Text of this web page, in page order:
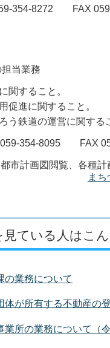
354-8272 FAX
当業務
関すること。
促進に関すること。
う鉄道の運営に関する
354-8095 FAX
都市計画図閲覧、各種計
ま
見ている人はこ
の業務について
体が所有する不動産の
業所の業務について（